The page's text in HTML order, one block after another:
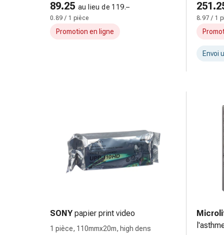
de
rechange
Pansements
Sutures
cutanées
adhésives
vésicante
Tampons
89.25 au lieu de 119.–
0.89 / 1 pièce
Promotion en ligne
8.97 / 1
Envoi
SONY papier print video
1 pièce, 110mmx20m, high dens